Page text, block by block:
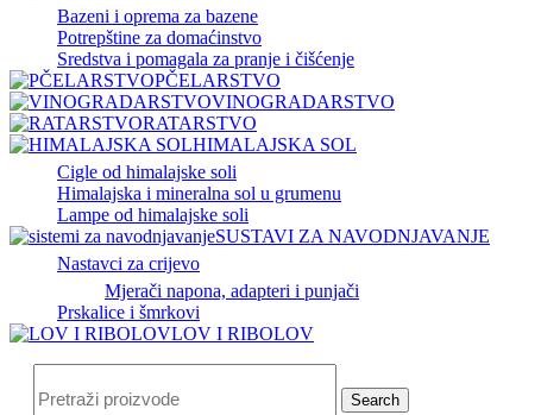
Bazeni i oprema za bazene
Potrepštine za domaćinstvo
Sredstva i pomagala za pranje i čišćenje
PČELARSTVO
VINOGRADARSTVO
RATARSTVO
HIMALAJSKA SOL
Cigle od himalajske soli
Himalajska i mineralna sol u grumenu
Lampe od himalajske soli
SUSTAVI ZA NAVODNJAVANJE
Nastavci za crijevo
Mjerači napona, adapteri i punjači
Prskalice i šmrkovi
LOV I RIBOLOV
Search